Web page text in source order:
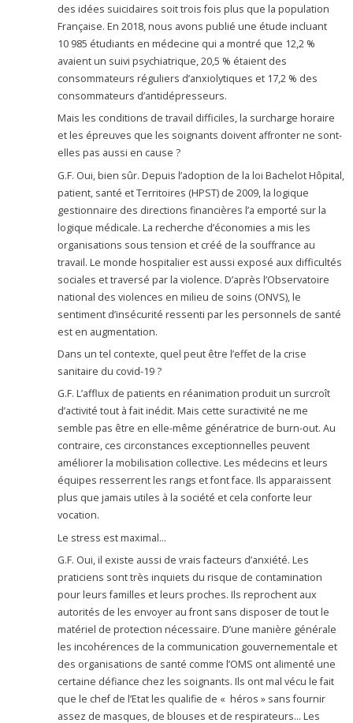
des idées suicidaires soit trois fois plus que la population
Française. En 2018, nous avons publié une étude incluant
10 985 étudiants en médecine qui a montré que 12,2 %
avaient un suivi psychiatrique, 20,5 % étaient des
consommateurs réguliers d’anxiolytiques et 17,2 % des
consommateurs d’antidépresseurs.
Mais les conditions de travail difficiles, la surcharge horaire
et les épreuves que les soignants doivent affronter ne sont-
elles pas aussi en cause ?
G.F. Oui, bien sûr. Depuis l’adoption de la loi Bachelot Hôpital,
patient, santé et Territoires (HPST) de 2009, la logique
gestionnaire des directions financières l’a emporté sur la
logique médicale. La recherche d’économies a mis les
organisations sous tension et créé de la souffrance au
travail. Le monde hospitalier est aussi exposé aux difficultés
sociales et traversé par la violence. D’après l’Observatoire
national des violences en milieu de soins (ONVS), le
sentiment d’insécurité ressenti par les personnels de santé
est en augmentation.
Dans un tel contexte, quel peut être l’effet de la crise
sanitaire du covid-19 ?
G.F. L’afflux de patients en réanimation produit un surcroît
d’activité tout à fait inédit. Mais cette suractivité ne me
semble pas être en elle-même génératrice de burn-out. Au
contraire, ces circonstances exceptionnelles peuvent
améliorer la mobilisation collective. Les médecins et leurs
équipes resserrent les rangs et font face. Ils apparaissent
plus que jamais utiles à la société et cela conforte leur
vocation.
Le stress est maximal…
G.F. Oui, il existe aussi de vrais facteurs d’anxiété. Les
praticiens sont très inquiets du risque de contamination
pour leurs familles et leurs proches. Ils reprochent aux
autorités de les envoyer au front sans disposer de tout le
matériel de protection nécessaire. D’une manière générale
les incohérences de la communication gouvernementale et
des organisations de santé comme l’OMS ont alimenté une
certaine défiance chez les soignants. Ils ont mal vécu le fait
que le chef de l’Etat les qualifie de « héros » sans fournir
assez de masques, de blouses et de respirateurs… Les